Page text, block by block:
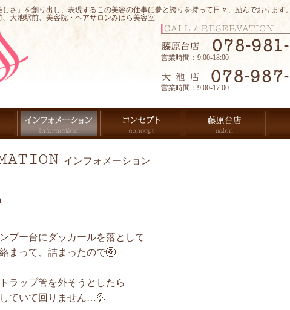
さ』を創り出し、表現するこの美容の仕事に夢と誇りを持って日々、励んでおります。
大池駅前、美容院・ヘアサロンみはら美容室
営業時間：9:00-18:00
営業時間：9:00-17:00
インフォメーション
プー台にダッカールを落として
まって、詰まったので🚰
ラップ管を外そうとしたら
ていて回りません…💦